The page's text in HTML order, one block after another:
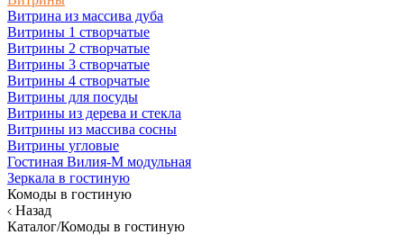
Витрина из массива дуба
Витрины 1 створчатые
Витрины 2 створчатые
Витрины 3 створчатые
Витрины 4 створчатые
Витрины для посуды
Витрины из дерева и стекла
Витрины из массива сосны
Витрины угловые
Гостиная Вилия-М модульная
Зеркала в гостиную
Комоды в гостиную
Назад
Каталог/Комоды в гостиную